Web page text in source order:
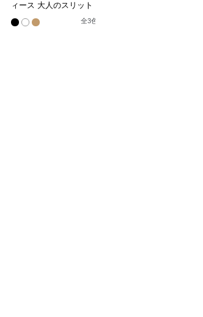
ィース 大人のスリット
全3色